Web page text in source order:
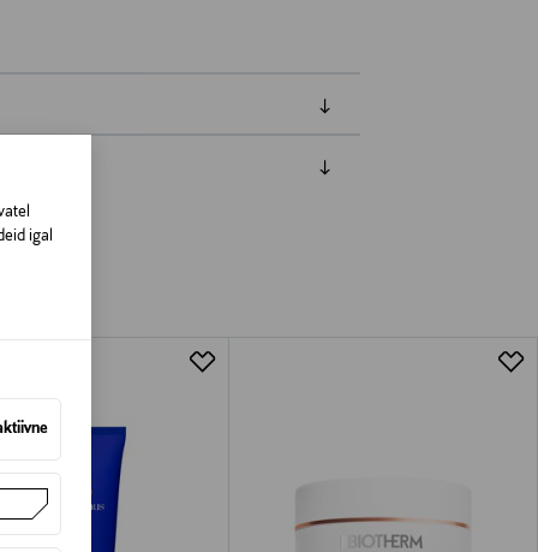
igal
Suletud pakendis toodete puhul
olema avamata originaalpakendis.